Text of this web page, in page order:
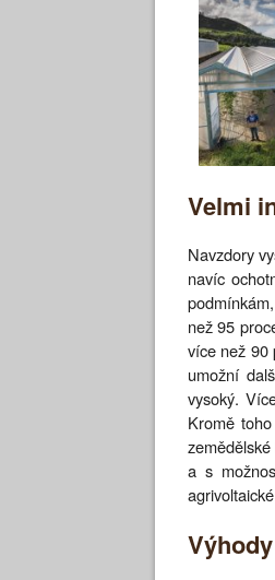
Velmi
Navzdory
navíc
než 95
více než 90
umožní
vysoký.
Kromě
a s